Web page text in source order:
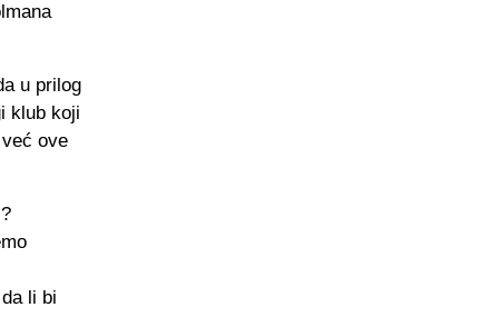
u prilog
klub koji
ove
li bi